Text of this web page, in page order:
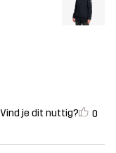
Vind je dit nuttig? 0